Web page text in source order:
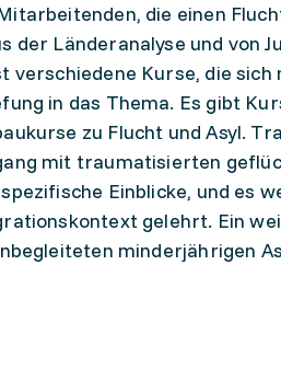
die einen
der Länderanalyse und von
verschiedene Kurse, die
in das Thema. Es gibt
zu Flucht und Asyl.
mit traumatisierten
Einblicke, und es
gelehrt. Ein
minderjährigen